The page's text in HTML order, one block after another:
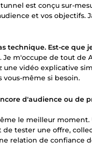
est conçu sur-
et vos objectifs.
technique. Est-ce que
Je m'occupe de tout de
une vidéo explicative
vous-même si besoin.
d'audience ou de
le meilleur
de tester une offre,
relation de confiance